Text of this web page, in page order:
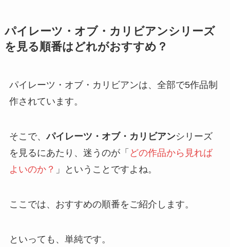
パイレーツ・オブ・カリビアンシリーズ
を見る順番はどれがおすすめ？
パイレーツ・オブ・カリビアンは、全部で5作品制
作されています。
そこで、パイレーツ・オブ・カリビアンシリーズ
を見るにあたり、迷うのが「 どの作品から見れば
よいのか？ 」ということですよね。
ここでは、 おすすめの順番をご紹介 します。
といっても、単純です。